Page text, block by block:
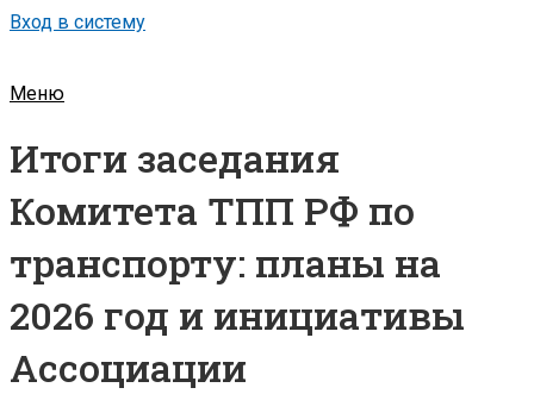
Вход в систему
Меню
Итоги заседания
Комитета ТПП РФ по
транспорту: планы на
2026 год и инициативы
Ассоциации